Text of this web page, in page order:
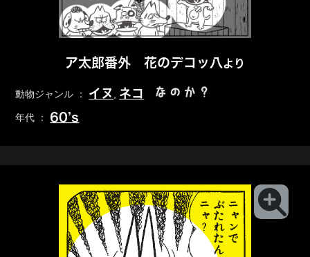
ア太郎番外 花のデコッ八より
動物ジャンル ： イヌ ネコ なのか？
年代 ： 60’s